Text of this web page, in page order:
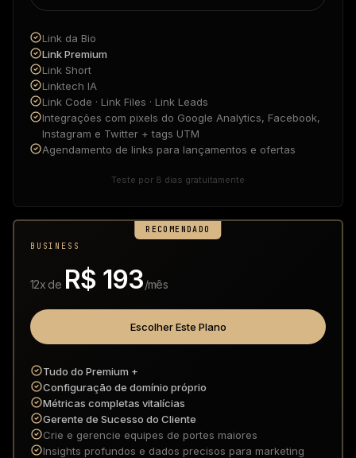
Link da Bio
Link Premium
Link Short
Linktech IA
Link Code · Link Files · Link Leads
Integrações com pixels do Google Analytics, Facebook,
Instagram e Twitter + tags UTM
Agendamento de links para lançamentos e ofertas
Teste por 8 dias gratuitamente
RECOMENDADO
BUSINESS
12x de R$ 193/mês
Escolher Este Plano
Tudo do Premium +
Configuração de domínio próprio
Métricas completas vitalícias
Gerente de Sucesso do Cliente
Crie e gerencie equipes de portes maiores
Insights profundos e dados precisos para marketing